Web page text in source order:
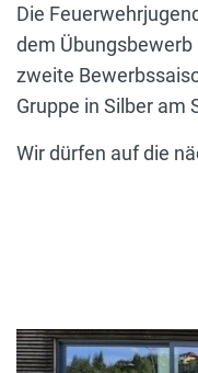
Die
dem Übungsbewerb
zweite
Gruppe in Silber am
Wir dürfen auf die